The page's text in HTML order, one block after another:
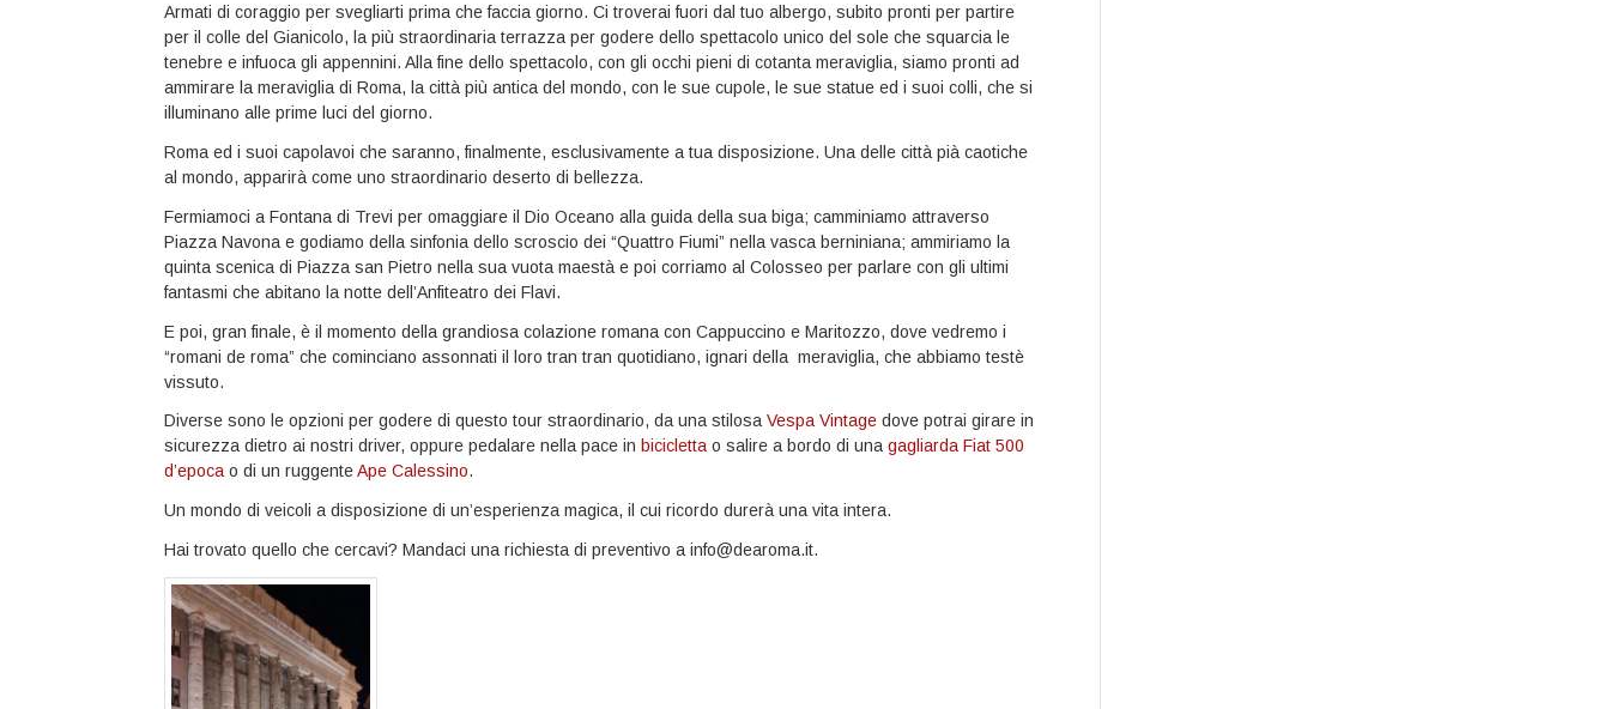
Armati di coraggio per svegliarti prima che faccia giorno. Ci troverai fuori dal tuo albergo, subito pronti per partire
per il colle del Gianicolo, la più straordinaria terrazza per godere dello spettacolo unico del sole che squarcia le
tenebre e infuoca gli appennini. Alla fine dello spettacolo, con gli occhi pieni di cotanta meraviglia, siamo pronti ad
ammirare la meraviglia di Roma, la città più antica del mondo, con le sue cupole, le sue statue ed i suoi colli, che si
illuminano alle prime luci del giorno.
Roma ed i suoi capolavoi che saranno, finalmente, esclusivamente a tua disposizione. Una delle città pià caotiche
al mondo, apparirà come uno straordinario deserto di bellezza.
Fermiamoci a Fontana di Trevi per omaggiare il Dio Oceano alla guida della sua biga; camminiamo attraverso
Piazza Navona e godiamo della sinfonia dello scroscio dei “Quattro Fiumi” nella vasca berniniana; ammiriamo la
quinta scenica di Piazza san Pietro nella sua vuota maestà e poi corriamo al Colosseo per parlare con gli ultimi
fantasmi che abitano la notte dell’Anfiteatro dei Flavi.
E poi, gran finale, è il momento della grandiosa colazione romana con Cappuccino e Maritozzo, dove vedremo i
“romani de roma” che cominciano assonnati il loro tran tran quotidiano, ignari della meraviglia, che abbiamo testè
vissuto.
Diverse sono le opzioni per godere di questo tour straordinario, da una stilosaVespa Vintage dove potrai girare in
sicurezza dietro ai nostri driver, oppure pedalare nella pace in biciclettao salire a bordo di unagagliarda Fiat 500
d’epocao di un ruggenteApe Calessino.
Un mondo di veicoli a disposizione di un’esperienza magica, il cui ricordo durerà una vita intera.
Hai trovato quello che cercavi? Mandaci una richiesta di preventivo a info@dearoma.it.